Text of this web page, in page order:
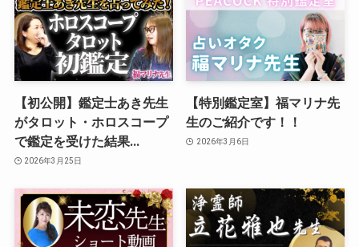
【初公開】鑑定士あき先生
がタロット・ホロスコープ
で鑑定を受けた結果…
2026年3月25日
【特別鑑定室】福マリナ先
生のご紹介です！！
2026年3月6日